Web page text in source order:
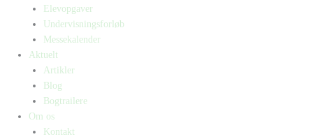
Elevopgaver
Undervisningsforløb
Messekalender
Aktuelt
Artikler
Blog
Bogtrailere
Om os
Kontakt